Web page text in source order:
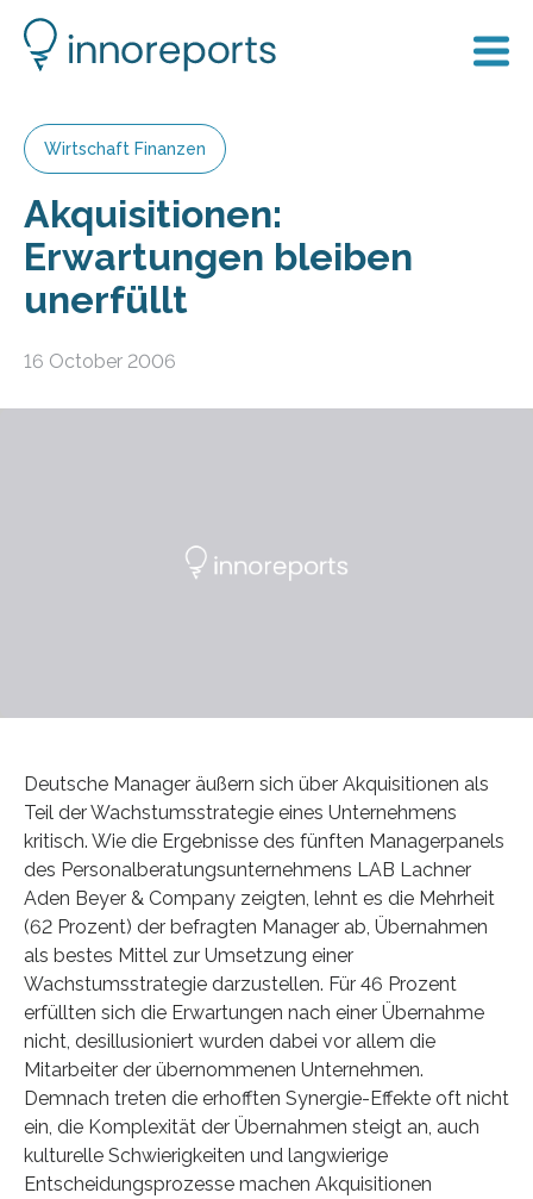
Wirtschaft Finanzen
Akquisitionen:
Erwartungen bleiben
unerfüllt
16 October 2006
Deutsche Manager äußern sich über Akquisitionen als
Teil der Wachstumsstrategie eines Unternehmens
kritisch. Wie die Ergebnisse des fünften Managerpanels
des Personalberatungsunternehmens LAB Lachner
Aden Beyer & Company zeigten, lehnt es die Mehrheit
(62 Prozent) der befragten Manager ab, Übernahmen
als bestes Mittel zur Umsetzung einer
Wachstumsstrategie darzustellen. Für 46 Prozent
erfüllten sich die Erwartungen nach einer Übernahme
nicht, desillusioniert wurden dabei vor allem die
Mitarbeiter der übernommenen Unternehmen.
Demnach treten die erhofften Synergie-Effekte oft nicht
ein, die Komplexität der Übernahmen steigt an, auch
kulturelle Schwierigkeiten und langwierige
Entscheidungsprozesse machen Akquisitionen